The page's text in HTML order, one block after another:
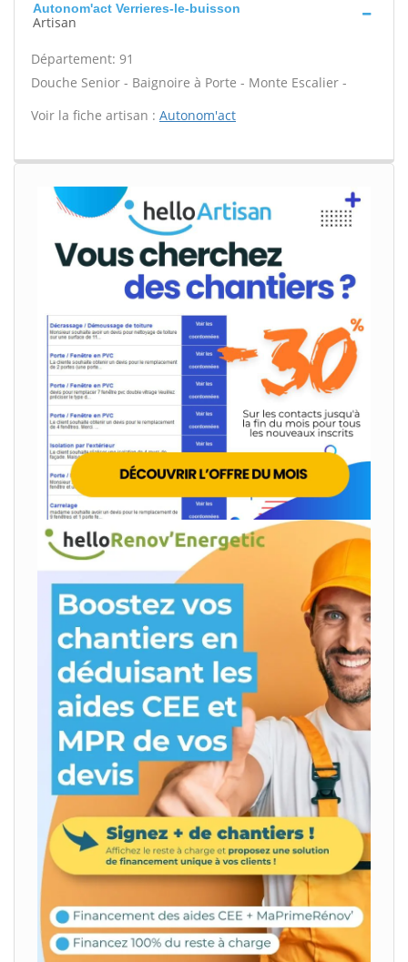
Autonom'act Verrieres-le-buisson
Artisan
Département: 91
Douche Senior - Baignoire à Porte - Monte Escalier -
Voir la fiche artisan : Autonom'act